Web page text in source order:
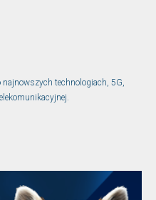
najnowszych technologiach, 5G,